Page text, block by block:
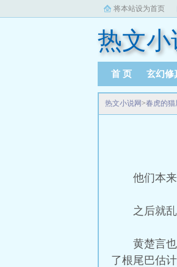
将本站设为首页
热文小
首 页 玄幻修
热文小说网>春虎的猫
他们本
之后就
黄楚言
了根尾巴估